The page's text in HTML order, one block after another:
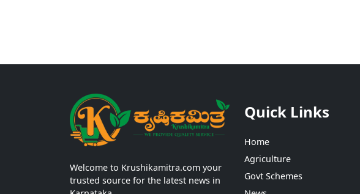
Welcome to Krushikamitra.com your
trusted source for the latest news in
Quick Links
Home
Agriculture
Govt Schemes